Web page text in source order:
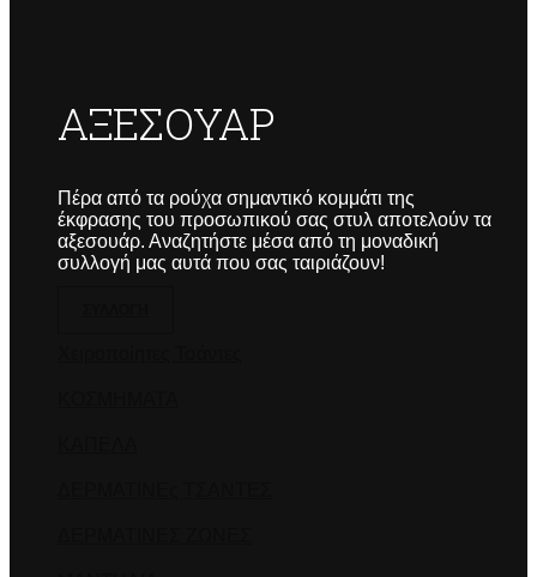
ΑΞΕΣΟΥΑΡ
Πέρα από τα ρούχα σημαντικό κομμάτι της
έκφρασης του προσωπικού σας στυλ αποτελούν τα
αξεσουάρ. Αναζητήστε μέσα από τη μοναδική
συλλογή μας αυτά που σας ταιριάζουν!